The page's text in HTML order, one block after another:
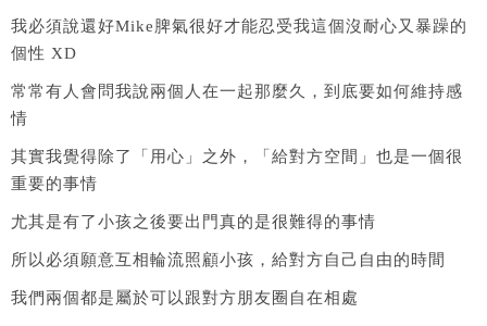
我必須說還好Mike脾氣很好才能忍受我這個沒耐心又暴躁的
個性 XD
常常有人會問我說兩個人在一起那麼久，到底要如何維持感
情
其實我覺得除了「用心」之外，「給對方空間」也是一個很
重要的事情
尤其是有了小孩之後要出門真的是很難得的事情
所以必須願意互相輪流照顧小孩，給對方自己自由的時間
我們兩個都是屬於可以跟對方朋友圈自在相處